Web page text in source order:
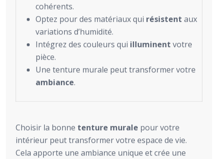
cohérents.
Optez pour des matériaux qui résistent aux
variations d’humidité.
Intégrez des couleurs qui illuminent votre
pièce.
Une tenture murale peut transformer votre
ambiance.
Choisir la bonne tenture murale pour votre
intérieur peut transformer votre espace de vie.
Cela apporte une ambiance unique et crée une